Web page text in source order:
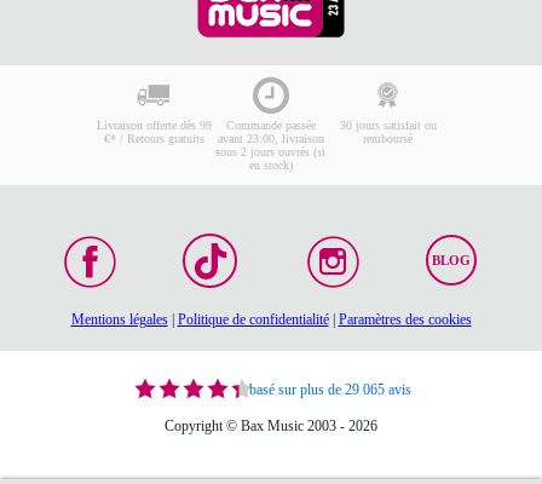
Livraison offerte dès 99
€* / Retours gratuits
Commande passée
avant 23:00, livraison
sous 2 jours ouvrés (si
en stock)
30 jours satisfait ou
remboursé
BLOG
Mentions légales| Politique de confidentialité| Paramètres des cookies
basé sur plus de 29 065 avis
Copyright © Bax Music 2003 - 2026